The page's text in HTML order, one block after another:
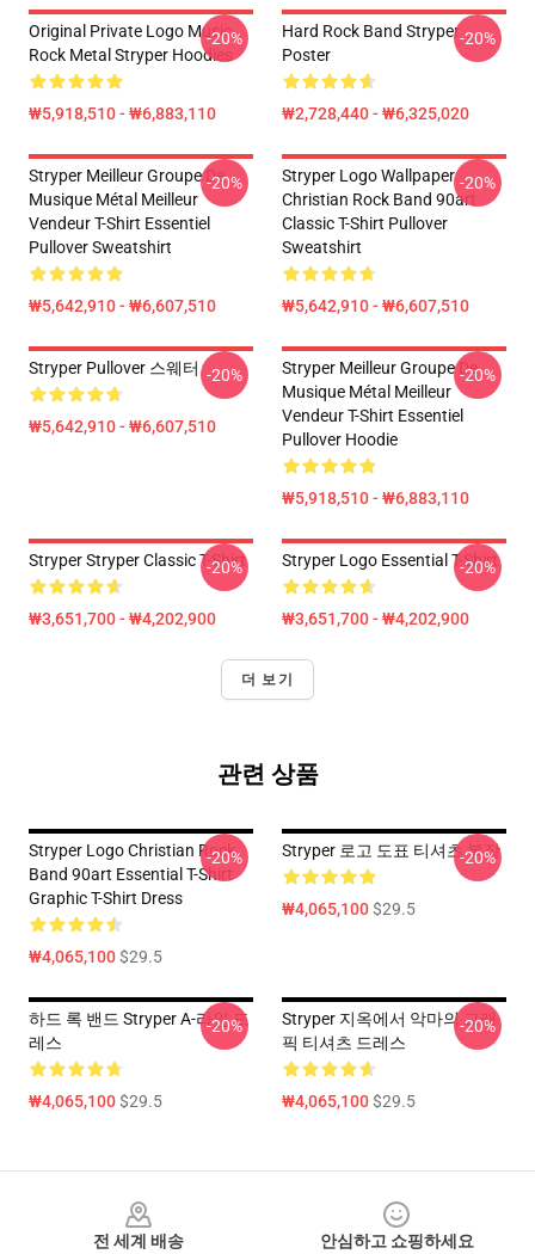
Original Private Logo Music
Rock Metal Stryper Hoodies
₩5,918,510 - ₩6,883,110
-20%
Hard Rock Band Stryper
Poster
₩2,728,440 - ₩6,325,020
-20%
Stryper Meilleur Groupe De
Musique Métal Meilleur
Vendeur T-Shirt Essentiel
Pullover Sweatshirt
₩5,642,910 - ₩6,607,510
-20%
Stryper Logo Wallpaper
Christian Rock Band 90art
Classic T-Shirt Pullover
Sweatshirt
₩5,642,910 - ₩6,607,510
-20%
Stryper Pullover 스웨터
₩5,642,910 - ₩6,607,510
-20%
Stryper Meilleur Groupe De
Musique Métal Meilleur
Vendeur T-Shirt Essentiel
Pullover Hoodie
₩5,918,510 - ₩6,883,110
-20%
Stryper Stryper Classic T-Shirt
₩3,651,700 - ₩4,202,900
-20% Stryper Logo Essential T-Shirt
₩3,651,700 - ₩4,202,900
-20%
더 보기
관련 상품
Stryper Logo Christian Rock
Band 90art Essential T-Shirt
Graphic T-Shirt Dress
₩4,065,100$29.5
-20% Stryper 로고 도표 티셔츠 복장
₩4,065,100$29.5
-20%
하드 록 밴드 Stryper A-라인 드
레스
₩4,065,100$29.5
-20%
Stryper 지옥에서 악마의 그래
픽 티셔츠 드레스
₩4,065,100$29.5
-20%
전 세계 배송
안심하고 쇼핑하세요